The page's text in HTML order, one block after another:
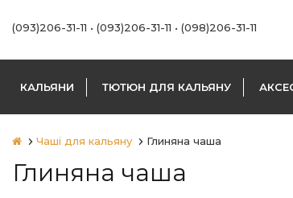
(093)206-31-11 • (093)206-31-11 • (098)206-31-11
КАЛЬЯНИ ТЮТЮН ДЛЯ КАЛЬЯНУ
Чаші для кальяну Глиняна чаша
Глиняна чаша